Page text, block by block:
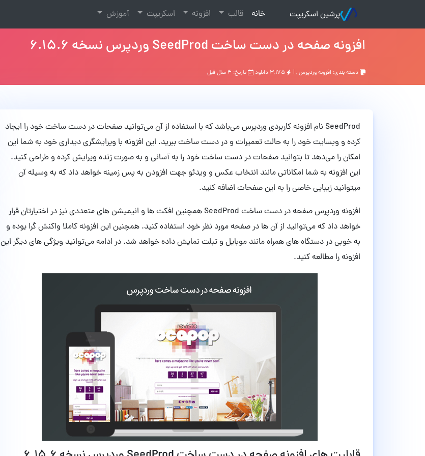
پرشین اسکریپت خانه
(current) قالب افزونه اسکریپت آموزش
افزونه صفحه در دست ساخت SeedProd وردپرس نسخه 6.15.6
دسته بندی: افزونه وردپرس, | ۳,۱۷۵ دانلود تاریخ: ۴ سال قبل
SeedProd نام افزونه کاربردی وردپرس می‌باشد که با استفاده از آن می‌توانید صفحات در دست ساخت خود را ایجاد
کرده و وبسایت خود را به حالت تعمیرات و در دست ساخت ببرید. این افزونه با ویرایشگری دیداری خود به شما این
امکان را می‌دهد تا بتوانید صفحات در دست ساخت خود را به آسانی و به صورت زنده ویرایش کرده و طراحی کنید.
این افزونه به شما امکاناتی مانند انتخاب عکس و ویدئو جهت افزودن به پس زمینه خواهد داد که به وسیله آن
میتوانید زیبایی خاصی را به این صفحات اضافه کنید.
افزونه وردپرس صفحه در دست ساخت SeedProd همچنین افکت ها و انیمیشن های متعددی نیز در اختیارتان قرار
خواهد داد که می‌توانید از آن ها در صفحه مورد نظر خود استفاده کنید. همچنین این افزونه کاملا واکنش گرا بوده و
به خوبی در دستگاه های همراه مانند موبایل و تبلت نمایش داده خواهد شد. در ادامه می‌توانید ویژگی های دیگر این
افزونه را مطالعه کنید.